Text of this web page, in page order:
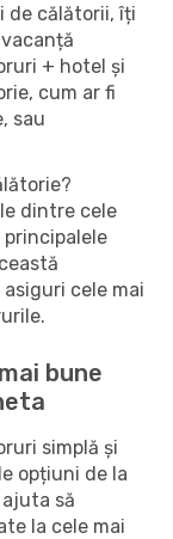
de călătorii, îți
+ hotel și
cum ar fi
sau
dintre cele
cele mai
bune
simplă și
opțiuni de la
să
la cele mai